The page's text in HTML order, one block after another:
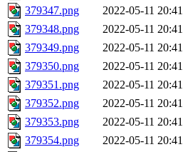
379347.png
2022-05-11 20:41
379348.png
2022-05-11 20:41
379349.png
2022-05-11 20:41
379350.png
2022-05-11 20:41
379351.png
2022-05-11 20:41
379352.png
2022-05-11 20:41
379353.png
2022-05-11 20:41
379354.png
2022-05-11 20:41